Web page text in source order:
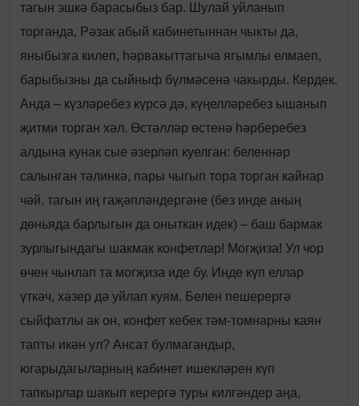
тагын эшкә барасыбыз бар. Шулай уйланып
торганда, Рәзак абый кабинетыннан чыкты да,
яныбызга килеп, һәрвакыттагыча ягымлы елмаеп,
барыбызны да сыйныф бүлмәсенә чакырды. Кердек.
Анда – күзләребез күрсә дә, күңелләребез ышанып
җитми торган хәл. Өстәлләр өстенә һәрберебез
алдына кунак сые әзерләп куелган: беленнәр
салынган тәлинкә, пары чыгып тора торган кайнар
чәй, тагын иң гаҗәпләндергәне (без инде аның
дөньяда барлыгын да оныткан идек) – баш бармак
зурлыгындагы шакмак конфетлар! Могҗиза! Ул чор
өчен чынлап та могҗиза иде бу. Инде күп еллар
үткәч, хәзер дә уйлап куям. Белен пешерергә
сыйфатлы ак он, конфет кебек тәм-томнарны каян
тапты икән ул? Ансат булмагандыр,
югарыдагыларның кабинет ишекләрен күп
тапкырлар шакып керергә туры килгәндер аңа,